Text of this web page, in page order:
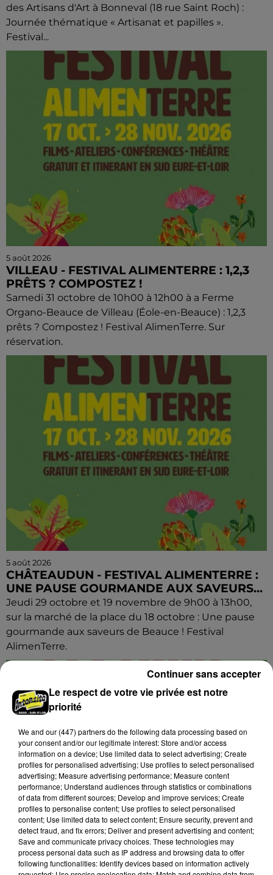
des Artisans d'Art à Bonneval (18 rue Saint Roch) :
Journée thématique « Artisanat et papilles ».
Festival...
5 août 2026
VILLEAU - FESTIVAL ALIMENTERRE : 1,2,3
PRÊTS ? COMPOSTEZ !
Samedi 31 octobre de 10h00 à 12h00 à a Ferme
Organo-Beauce de Villeau (Éole-en-Beauce) : 1,2,3
prêts ? Compostez ! Festival AlimenTerre. Sur
réservation.
5 août 2026
CHÂTEAUDUN - FESTIVAL ALIMENTERRE :
UNE PAUSE GOURMANDE AUX SAVEURS...
Jeudi 29 octobre et 19 novembre de 9h00 à 13h00,
sur la marché de la place du 18 octobre : Une pause
gourmande aux saveurs de Beauce ! Festival
AlimenTerre.
5 août 2026
Le respect de votre vie privée est notre
priorité
We and our (447) partnersdo the following data processing based on
your consent and/or our legitimate interest: Store and/or access
information on a device; Use limited data to select advertising; Create
profiles for personalised advertising; Use profiles to select personalised
advertising; Measure advertising performance; Measure content
performance; Understand audiences through statistics or combinations
of data from different sources; Develop and improve services; Create
profiles to personalise content; Use profiles to select personalised
content; Use limited data to select content; Ensure security, prevent and
detect fraud, and fix errors; Deliver and present advertising and content;
Save and communicate privacy choices. These technologies may
process personal data such as IP address and browsing data to offer
following functionalities: Identify devices based on information actively
Continuer sans accepter